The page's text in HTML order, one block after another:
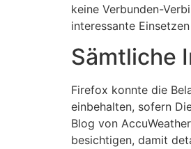
keine Verbunden-
interessante
Sämtliche
Firefox konnte die
einbehalten, sofern
Blog von AccuWeather
besichtigen, damit